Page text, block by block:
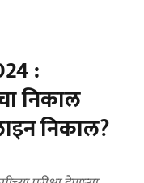
:
निकाल
निकाल?